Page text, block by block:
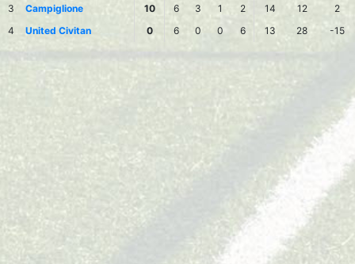
3
Campiglione 10 6 3 1 2 14 12
2
4
United Civitan 0 6 0 0 6 13 28 -15